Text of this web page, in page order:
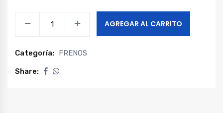
new
refine
AGREGAR AL CARRITO
Categoría: FRENOS
Share: